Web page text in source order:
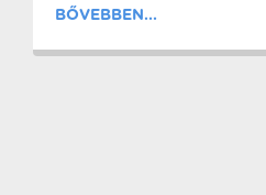
BŐVEBBEN...